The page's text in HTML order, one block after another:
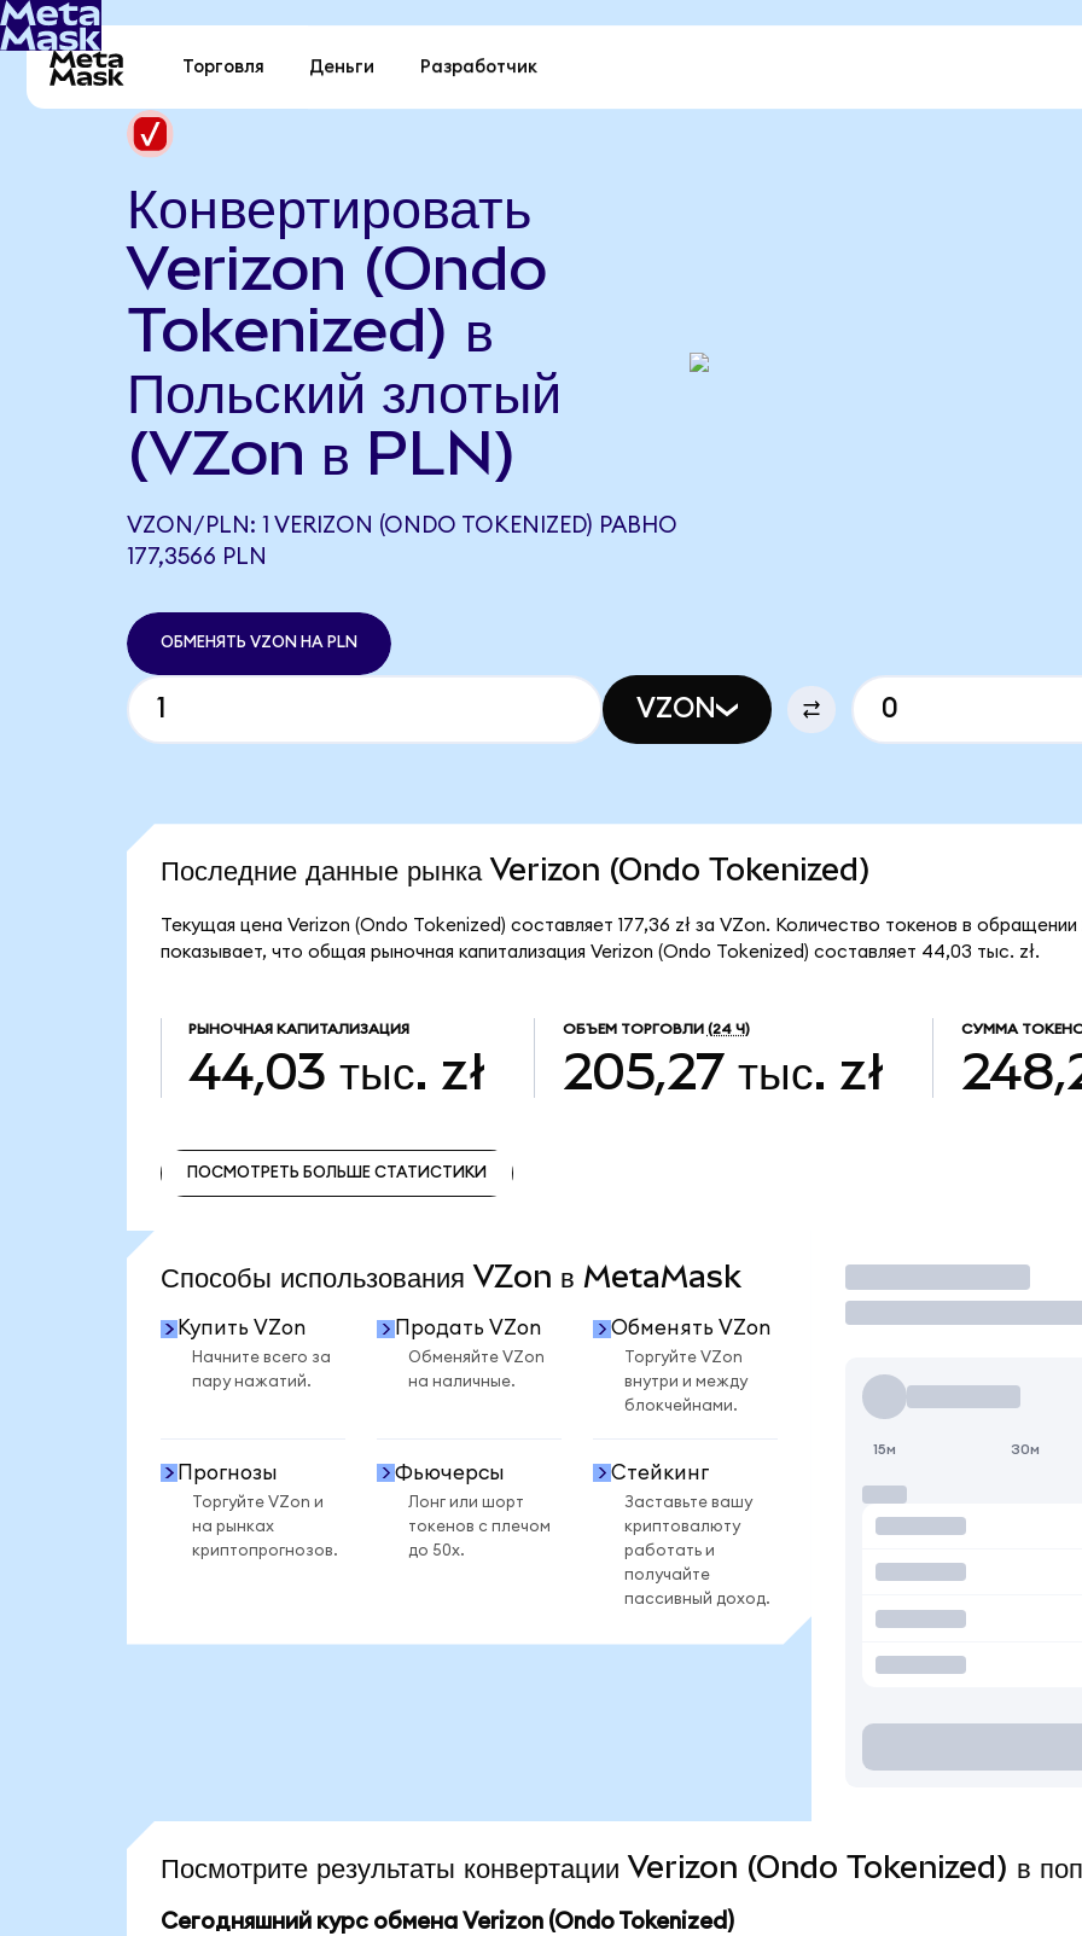
Торговля Деньги Разработчик
Конвертировать
Verizon (Ondo
Tokenized) в
Польский злотый
(VZon в PLN)
VZON/PLN: 1 VERIZON (ONDO TOKENIZED) РАВНО
177,3566 PLN
ОБМЕНЯТЬ VZON НА PLN
VZON
Последние данные рынка Verizon (Ondo Tokenized)
Текущая цена Verizon (Ondo Tokenized) составляет 177,36 zł за VZon. Количество токенов в
показывает, что общая рыночная капитализация Verizon (Ondo Tokenized) составляет 44,03 тыс. zł.
РЫНОЧНАЯ КАПИТАЛИЗАЦИЯ
44,03 тыс. zł
ОБЪЕМ ТОРГОВЛИ (24 Ч)
205,27 тыс. zł
СУММА
ПОСМОТРЕТЬ БОЛЬШЕ СТАТИСТИКИ
Способы использования VZon в MetaMask
Купить VZon
Начните всего за
пару нажатий.
Продать VZon
Обменяйте VZon
на наличные.
Обменять VZon
Торгуйте VZon
внутри и между
блокчейнами.
Прогнозы
Торгуйте VZon и
на рынках
криптопрогнозов.
Фьючерсы
Лонг или шорт
токенов с плечом
до 50x.
Стейкинг
Заставьте вашу
криптовалюту
работать и
получайте
пассивный доход.
Торговать
15м 30м
Посмотрите результаты конвертации Verizon (Ondo Tokenized) в
Сегодняшний курс обмена Verizon (Ondo Tokenized)